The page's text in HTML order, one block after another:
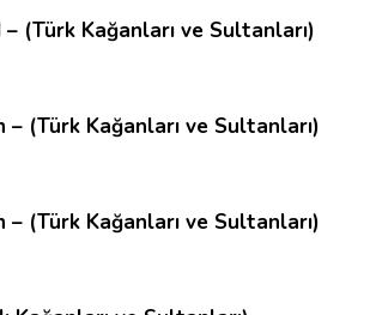
(Türk Kağanları ve Sultanları)
– (Türk Kağanları ve Sultanları)
– (Türk Kağanları ve Sultanları)